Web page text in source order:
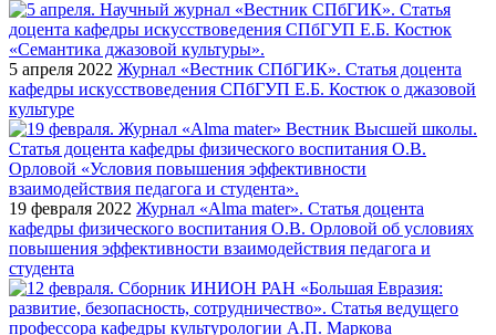
5 апреля 2022 Журнал «Вестник СПбГИК». Статья доцента
кафедры искусствоведения СПбГУП Е.Б. Костюк о джазовой
культуре
19 февраля 2022 Журнал «Alma mater». Статья доцента
кафедры физического воспитания О.В. Орловой об условиях
повышения эффективности взаимодействия педагога и
студента